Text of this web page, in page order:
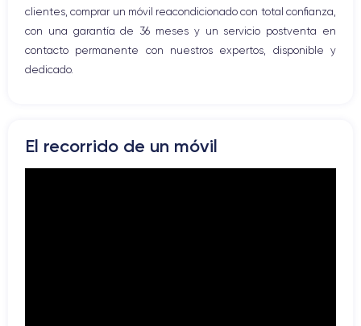
clientes, comprar un móvil reacondicionado con total confianza,
con una garantía de 36 meses y un servicio postventa en
contacto permanente con nuestros expertos, disponible y
dedicado.
El recorrido de un móvil